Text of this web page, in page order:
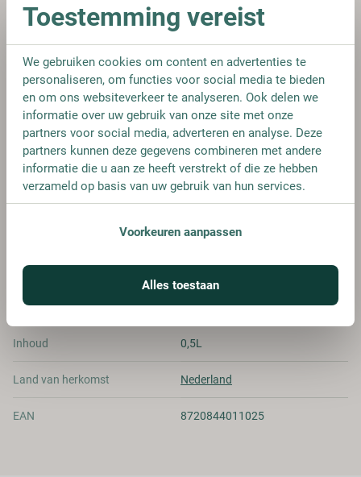
SPECIFICATIES
Alcohol
Merk Mother's Spirit
Inhoud 0,5L
Land van herkomst Nederland
EAN 8720844011025
Vanaf:
€ 23,95 € 28,75
FLES
€ 23,95
€ 28,75
Toestemming vereist
We gebruiken cookies om content en advertenties te
personaliseren, om functies voor social media te bieden
en om ons websiteverkeer te analyseren. Ook delen we
informatie over uw gebruik van onze site met onze
partners voor social media, adverteren en analyse. Deze
partners kunnen deze gegevens combineren met andere
informatie die u aan ze heeft verstrekt of die ze hebben
verzameld op basis van uw gebruik van hun services.
Voorkeuren aanpassen
Alles toestaan